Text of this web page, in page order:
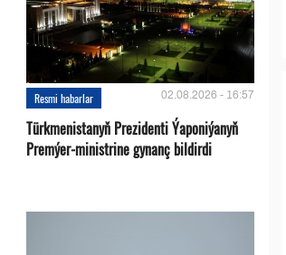
Resmi habarlar 02.08.2026 - 16:57
Türkmenistanyň Prezidenti Ýaponiýanyň
Premýer-ministrine gynanç bildirdi